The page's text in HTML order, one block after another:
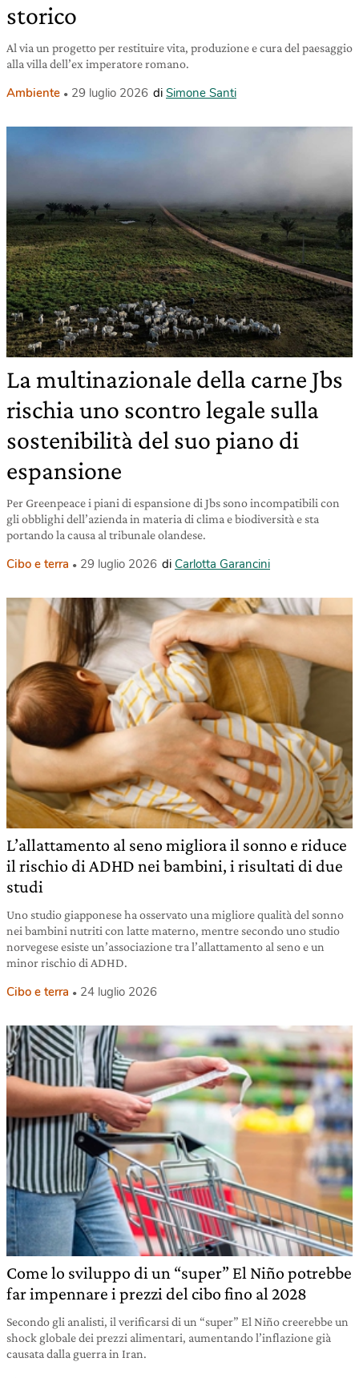
storico
Al via un progetto per restituire vita, produzione e cura del paesaggio
alla villa dell’ex imperatore romano.
Ambiente 29 luglio 2026 di Simone Santi
La multinazionale della carne Jbs
rischia uno scontro legale sulla
sostenibilità del suo piano di
espansione
Per Greenpeace i piani di espansione di Jbs sono incompatibili con
gli obblighi dell’azienda in materia di clima e biodiversità e sta
portando la causa al tribunale olandese.
Cibo e terra 29 luglio 2026 di Carlotta Garancini
L’allattamento al seno migliora il sonno e riduce
il rischio di ADHD nei bambini, i risultati di due
studi
Uno studio giapponese ha osservato una migliore qualità del sonno
nei bambini nutriti con latte materno, mentre secondo uno studio
norvegese esiste un’associazione tra l’allattamento al seno e un
minor rischio di ADHD.
Cibo e terra 24 luglio 2026
Come lo sviluppo di un “super” El Niño potrebbe
far impennare i prezzi del cibo fino al 2028
Secondo gli analisti, il verificarsi di un “super” El Niño creerebbe un
shock globale dei prezzi alimentari, aumentando l’inflazione già
causata dalla guerra in Iran.